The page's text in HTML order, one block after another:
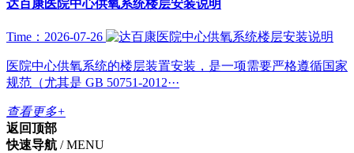
达百康医院中心供氧系统楼层安装说明
Time：2026-07-26
医院中心供氧系统的楼层装置安装，是一项需要严格遵循国家
规范（尤其是 GB 50751-2012···
查看更多+
返回顶部
快速导航 / MENU